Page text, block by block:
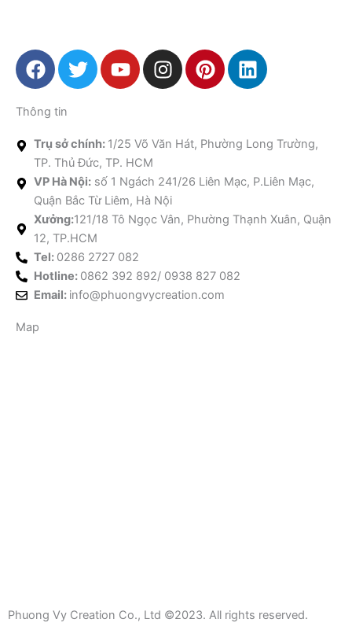
F
a
e
b
o
o
k
T
w
t
e
r
Y
o
u
b
e
I
n
a
r
a
m
P
i
e
e
t
L
i
e
n
Thông tin
Trụ sở chính: 1/25 Võ Văn Hát, Phường Long Trường,
TP. Thủ Đức, TP. HCM
VP Hà Nội: số 1 Ngách 241/26 Liên Mạc, P.Liên Mạc,
Quận Bắc Từ Liêm, Hà Nội
Xưởng:121/18 Tô Ngọc Vân, Phường Thạnh Xuân, Quận
12, TP.HCM
Tel: 0286 2727 082
Hotline: 0862 392 892/ 0938 827 082
Email: info@phuongvycreation.com
Map
Phuong Vy Creation Co., Ltd ©2023. All rights reserved.